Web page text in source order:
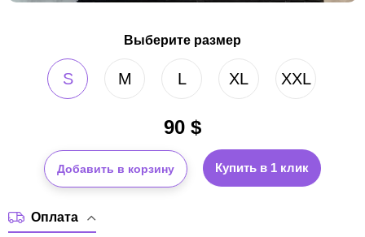
Выберите размер
S M L XL XXL
90 $
Добавить в корзину Купить в 1 клик
Оплата